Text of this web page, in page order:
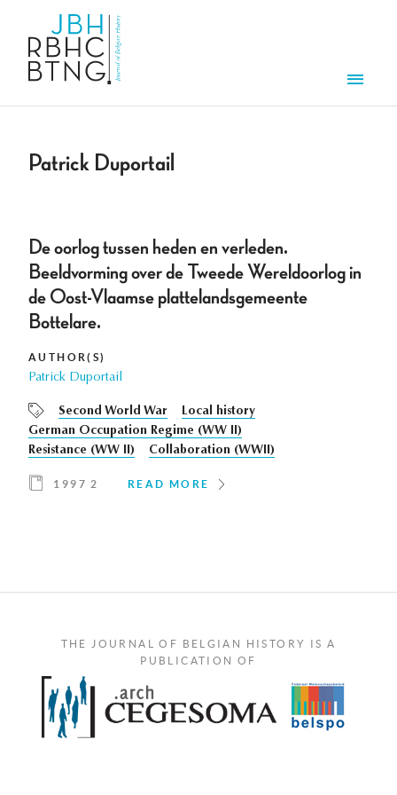
Patrick Duportail
De oorlog tussen heden en verleden.
Beeldvorming over de Tweede Wereldoorlog in
de Oost-Vlaamse plattelandsgemeente
Bottelare.
AUTHOR(S)
Patrick Duportail
Second World War
Local history
German Occupation Regime (WW II)
Resistance (WW II)
Collaboration (WWII)
1997 2 READ MORE
THE JOURNAL OF BELGIAN HISTORY IS A
PUBLICATION OF